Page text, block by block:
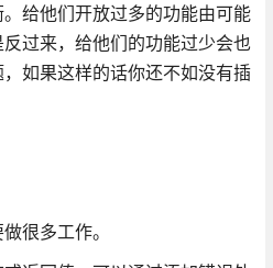
给他们开放过多的功能由可能
过来，给他们的功能过少会也
如果这样的话你还不如没有插
很多工作。